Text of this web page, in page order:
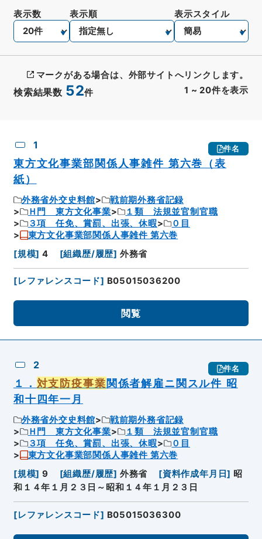
検索結果数 52件 1 ~ 20件を表示
表示数 表示順 表示スタイル
マークがある場合は、外部サイトへリンクします。
1 件名
東方文化事業部関係人事雑件 第六巻（表
紙）
外務省外交史料館
戦前期外務省記録
Ｈ門 東方文化事業
１類 法規並官制官職
３項 任免、賞罰、出張、休暇
０目
東方文化事業部関係人事雑件 第六巻
[規模] 4 [組織歴/履歴] 外務省
[レファレンスコード] B05015036200
閲覧
2 件名
１． 対支防疫事業関係者解雇ニ関スル件 昭
和十四年一月
外務省外交史料館
戦前期外務省記録
Ｈ門 東方文化事業
１類 法規並官制官職
３項 任免、賞罰、出張、休暇
０目
東方文化事業部関係人事雑件 第六巻
[規模] 9 [組織歴/履歴] 外務省 [資料作成年月日] 昭
和１４年１月２３日～昭和１４年１月２３日
[レファレンスコード] B05015036300